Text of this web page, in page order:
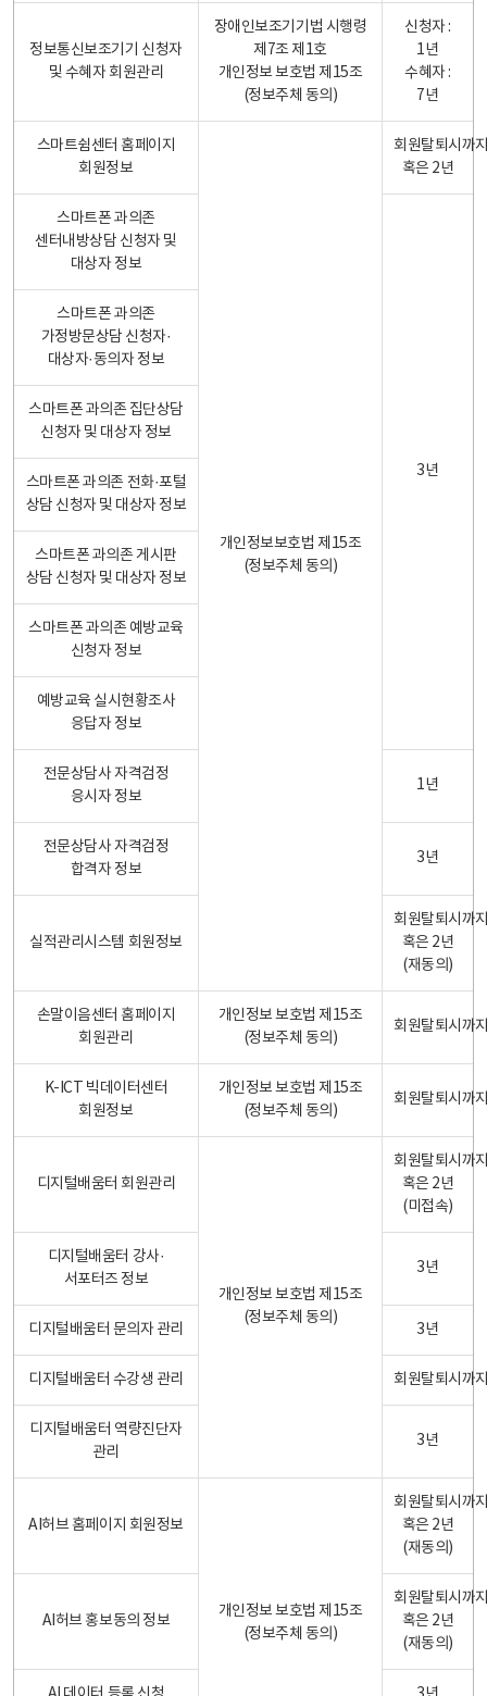
정보통신보조기기 신청자
및 수혜자 회원관리
장애인보조기기법 시행령
제7조 제1호
개인정보 보호법 제15조
(정보주체 동의)
신청자 :
1년
수혜자 :
7년
스마트쉼센터 홈페이지
회원정보
개인정보보호법 제15조
(정보주체 동의)
회원탈퇴시까
혹은 2년
스마트폰 과의존
센터내방상담 신청자 및
대상자 정보
3년
스마트폰 과의존
가정방문상담 신청자·
대상자·동의자 정보
스마트폰 과의존 집단상담
신청자 및 대상자 정보
스마트폰 과의존 전화·포털
상담 신청자 및 대상자 정보
스마트폰 과의존 게시판
상담 신청자 및 대상자 정보
스마트폰 과의존 예방교육
신청자 정보
예방교육 실시현황조사
응답자 정보
전문상담사 자격검정
응시자 정보
1년
전문상담사 자격검정
합격자 정보
3년
실적관리시스템 회원정보
회원탈퇴시까
혹은 2년
(재동의)
손말이음센터 홈페이지
회원관리
개인정보 보호법 제15조
(정보주체 동의)
회원탈퇴시까
K-ICT 빅데이터센터
회원정보
개인정보 보호법 제15조
(정보주체 동의)
회원탈퇴시까
디지털배움터 회원관리
개인정보 보호법 제15조
(정보주체 동의)
회원탈퇴시까
혹은 2년
(미접속)
디지털배움터 강사·
서포터즈 정보
3년
디지털배움터 문의자 관리 3년
디지털배움터 수강생 관리 회원탈퇴시까
디지털배움터 역량진단자
관리
3년
AI허브 홈페이지 회원정보
개인정보 보호법 제15조
(정보주체 동의)
회원탈퇴시까
혹은 2년
(재동의)
AI허브 홍보동의 정보
회원탈퇴시까
혹은 2년
(재동의)